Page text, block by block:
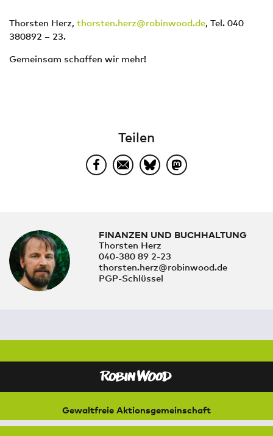
Thorsten Herz, thorsten.herz@robinwood.de , Tel. 040
380892 – 23.
Gemeinsam schaffen wir mehr!
Teilen
FINANZEN UND BUCHHALTUNG
Thorsten Herz
040-380 89 2-23
thorsten.herz@robinwood.de
PGP-Schlüssel
Gewaltfreie Aktionsgemeinschaft
für Natur und Umwelt